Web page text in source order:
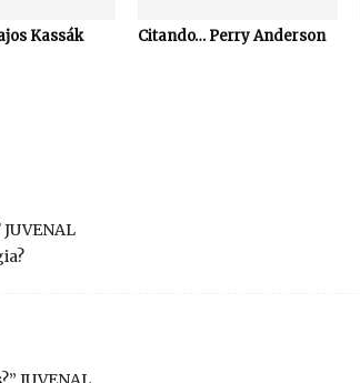
Kassák Citando… Perry Anderson